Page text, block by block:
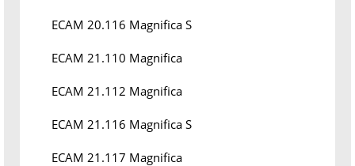
ECAM 20.116 Magnifica S
ECAM 21.110 Magnifica
ECAM 21.112 Magnifica
ECAM 21.116 Magnifica S
ECAM 21.117 Magnifica